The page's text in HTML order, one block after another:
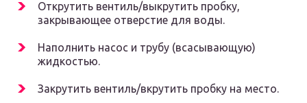
Открутить вентиль/выкрутить пробку,
закрывающее отверстие для воды.
Наполнить насос и трубу (всасывающую)
жидкостью.
Закрутить вентиль/вкрутить пробку на место.